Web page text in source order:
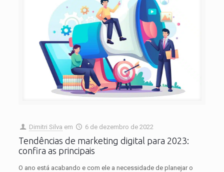
Dimitri Silva em 6 de dezembro de 2022
Tendências de marketing digital para 2023:
confira as principais
O ano está acabando e com ele a necessidade de planejar o